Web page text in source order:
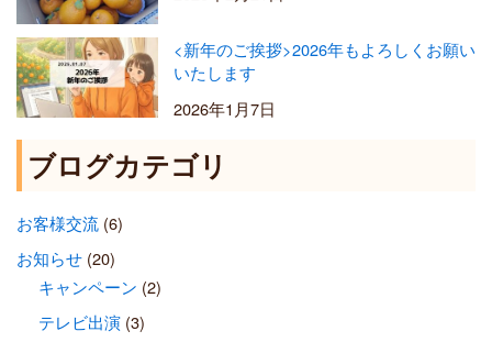
<新年のご挨拶>2026年もよろしくお願い
いたします
2026年1月7日
ブログカテゴリ
お客様交流(6)
お知らせ(20)
キャンペーン (2)
テレビ出演(3)